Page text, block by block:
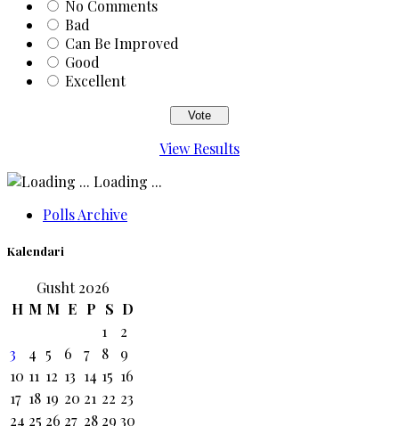
No Comments
Bad
Can Be Improved
Good
Excellent
View Results
Loading ...
Polls Archive
Kalendari
Gusht 2026
H M M E P S D
1
2
3
4 5 6 7 8
9
10 11 12 13 14 15 16
17 18 19 20 21 22 23
24 25 26 27 28 29 30